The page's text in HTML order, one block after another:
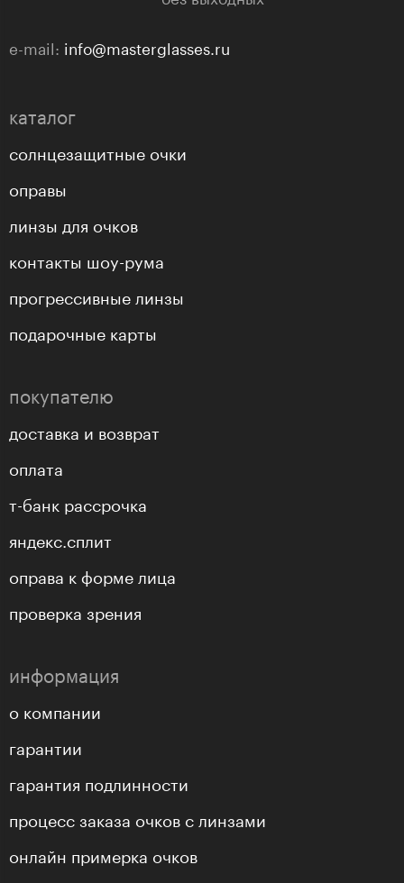
e-mail: info@masterglasses.ru
каталог
солнцезащитные очки
оправы
линзы для очков
контакты шоу-рума
прогрессивные линзы
подарочные карты
покупателю
доставка и возврат
оплата
т-банк рассрочка
яндекс.сплит
оправа к форме лица
проверка зрения
информация
о компании
гарантии
гарантия подлинности
процесс заказа очков с линзами
онлайн примерка очков